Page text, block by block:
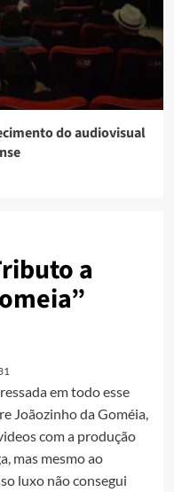
do audiovisual
a
”
em todo esse
Joãozinho da Goméia,
com a produção
mas mesmo ao
luxo não consegui